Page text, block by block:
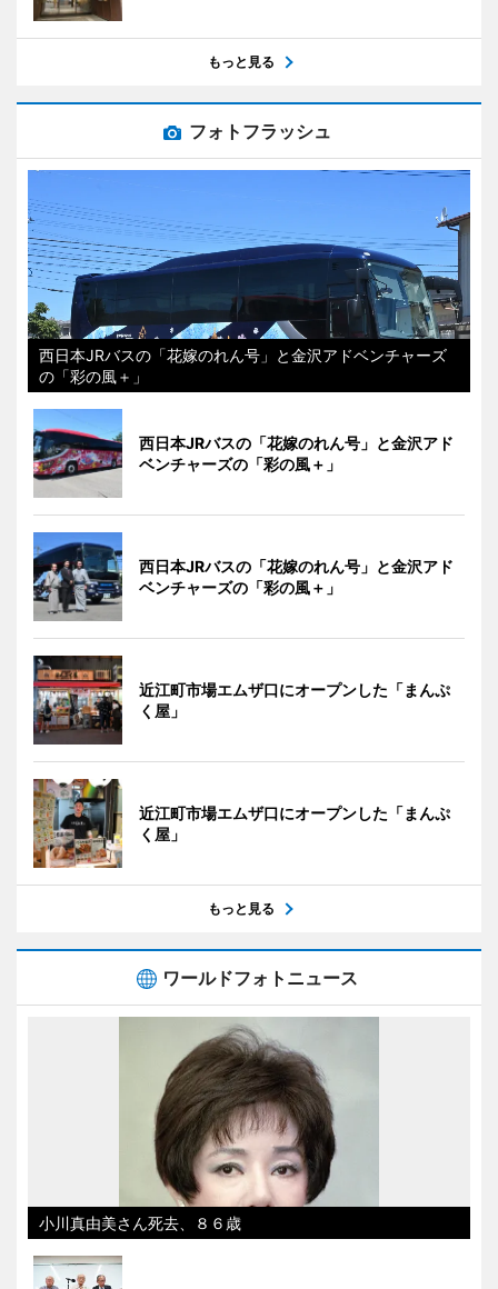
もっと見る
フォトフラッシュ
西日本JRバスの「花嫁のれん号」と金沢アドベンチャーズ
の「彩の風＋」
西日本JRバスの「花嫁のれん号」と金沢アド
ベンチャーズの「彩の風＋」
西日本JRバスの「花嫁のれん号」と金沢アド
ベンチャーズの「彩の風＋」
近江町市場エムザ口にオープンした「まんぷ
く屋」
近江町市場エムザ口にオープンした「まんぷ
く屋」
もっと見る
ワールドフォトニュース
小川真由美さん死去、８６歳